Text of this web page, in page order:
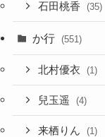
石田桃香 (35)
か行 (551)
北村優衣 (1)
兒玉遥 (4)
来栖りん (1)